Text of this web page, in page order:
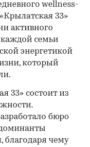
wellness-
33»
активного
каждой семьи
энергетикой
который
33» состоит из
бюро
благодаря чему